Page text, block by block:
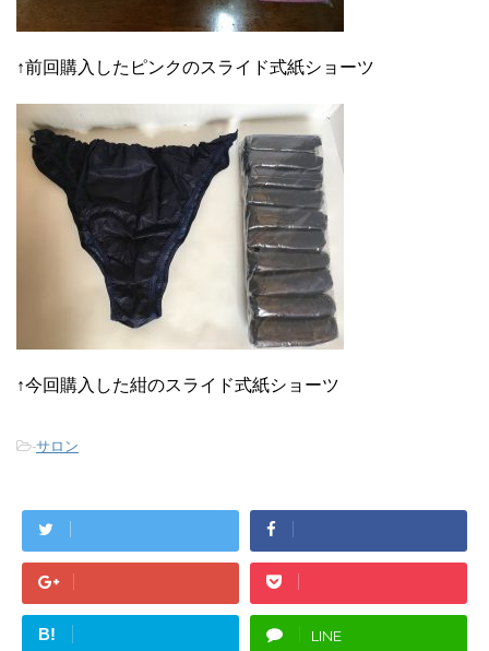
↑前回購入したピンクのスライド式紙ショーツ
↑今回購入した紺のスライド式紙ショーツ
-サロン
B! LINE